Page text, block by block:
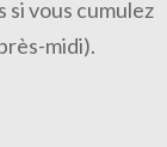
si vous cumulez
midi).